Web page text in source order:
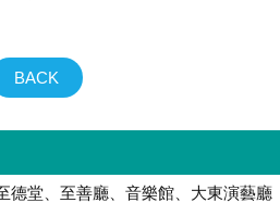
BACK
德堂、至善廳、音樂館、大東演藝廳